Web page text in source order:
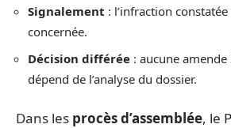
Signalement : l’infraction
concernée.
Décision différée : aucune
dépend de l’analyse du dossier.
Dans les procès d’assemblée, le